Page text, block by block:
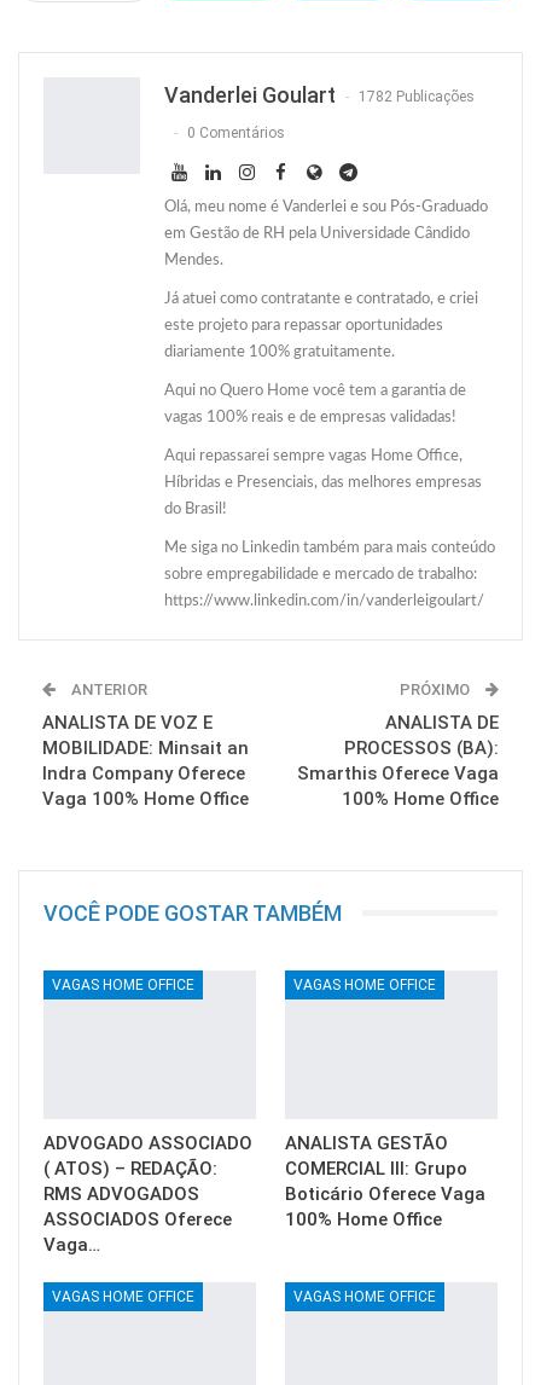
Vanderlei Goulart 1782 Publicações
0 Comentários
Olá, meu nome é Vanderlei e sou Pós-Graduado
em Gestão de RH pela Universidade Cândido
Mendes.
Já atuei como contratante e contratado, e criei
este projeto para repassar oportunidades
diariamente 100% gratuitamente.
Aqui no Quero Home você tem a garantia de
vagas 100% reais e de empresas validadas!
Aqui repassarei sempre vagas Home Office,
Híbridas e Presenciais, das melhores empresas
do Brasil!
Me siga no Linkedin também para mais conteúdo
sobre empregabilidade e mercado de trabalho:
https://www.linkedin.com/in/vanderleigoulart/
ANTERIOR
ANALISTA DE VOZ E
MOBILIDADE: Minsait an
Indra Company Oferece
Vaga 100% Home Office
PRÓXIMO
ANALISTA DE
PROCESSOS (BA):
Smarthis Oferece Vaga
100% Home Office
VOCÊ PODE GOSTAR TAMBÉM
VAGAS HOME OFFICE
ADVOGADO ASSOCIADO
( ATOS) – REDAÇÃO:
RMS ADVOGADOS
ASSOCIADOS Oferece
Vaga…
VAGAS HOME OFFICE
ANALISTA GESTÃO
COMERCIAL III: Grupo
Boticário Oferece Vaga
100% Home Office
VAGAS HOME OFFICE VAGAS HOME OFFICE